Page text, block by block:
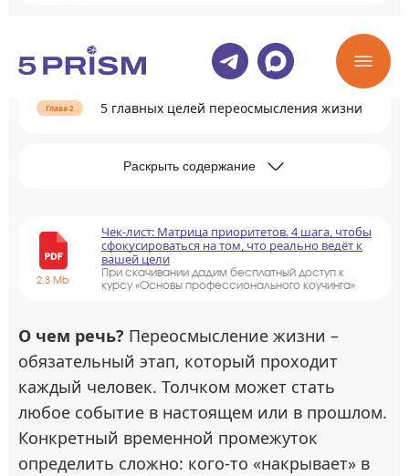
Что способствует переосмыслению жизни
5 главных целей переосмысления жизни
Раскрыть содержание
2.3 Mb
Чек-лист: Матрица приоритетов. 4 шага, чтобы
сфокусироваться на том, что реально ведёт к
вашей цели
При скачивании дадим бесплатный доступ к
курсу «Основы профессионального коучинга»
О чем речь? Переосмысление жизни –
обязательный этап, который проходит
каждый человек. Толчком может стать
любое событие в настоящем или в прошлом.
Конкретный временной промежуток
определить сложно: кого-то «накрывает» в